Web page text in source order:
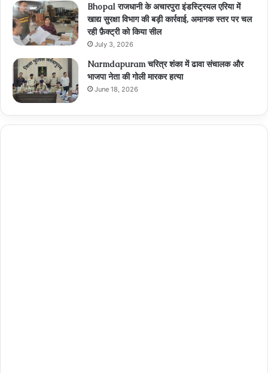
Bhopal राजधानी के अचारपुरा इंडस्ट्रियल एरिया में
खाद्य सुरक्षा विभाग की बड़ी कार्रवाई, अमानक स्तर पर चल
रही फ़ैक्ट्री को किया सील
July 3, 2026
Narmdapuram चरित्र शंका में ढावा संचालक और
भाजपा नेता की गोली मारकर हत्या
June 18, 2026